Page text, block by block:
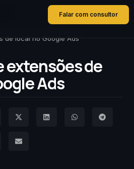
Falar com consultor
de local no Google Ads
extensões de
Ads